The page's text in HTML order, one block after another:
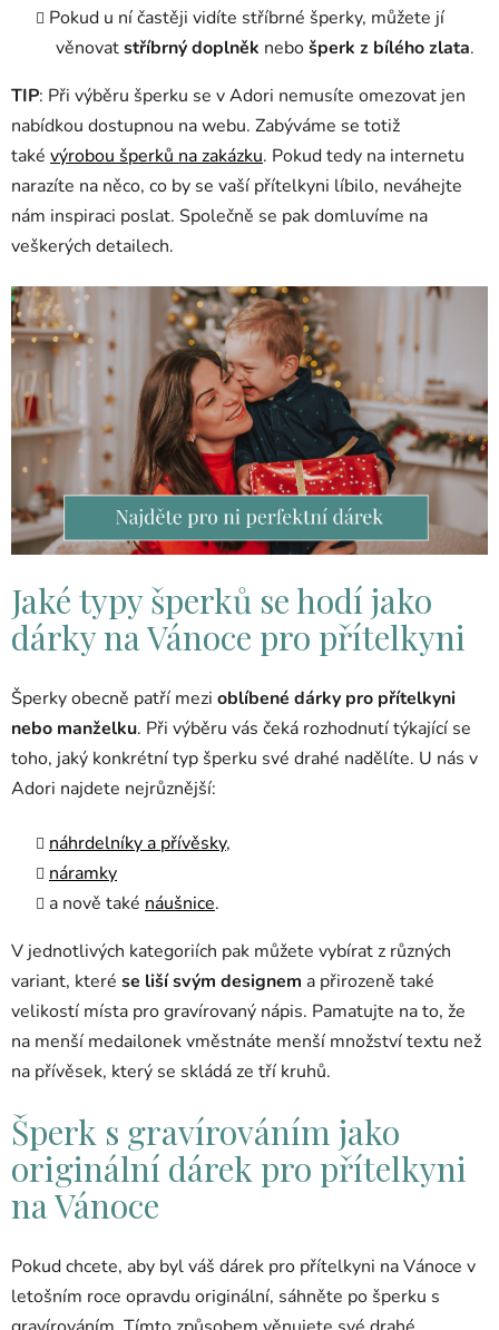
Pokud u ní častěji vidíte stříbrné šperky, můžete jí
věnovatstříbrný doplněk nebošperk z bílého zlata.
TIP: Při výběru šperku se v Adori nemusíte omezovat jen
nabídkou dostupnou na webu. Zabýváme se totiž
také výrobou šperků na zakázku. Pokud tedy na internetu
narazíte na něco, co by se vaší přítelkyni líbilo, neváhejte
nám inspiraci poslat. Společně se pak domluvíme na
veškerých detailech.
Jaké typy šperků se hodí jako
dárky na Vánoce pro přítelkyni
Šperky obecně patří mezi oblíbené dárky pro přítelkyni
nebo manželku. Při výběru vás čeká rozhodnutí týkající se
toho, jaký konkrétní typ šperku své drahé nadělíte. U nás v
Adori najdete nejrůznější:
náhrdelníky a přívěsky,
náramky
a nově také náušnice.
V jednotlivých kategoriích pak můžete vybírat z různých
variant, které se liší svým designem a přirozeně také
velikostí místa pro gravírovaný nápis. Pamatujte na to, že
na menší medailonek vměstnáte menší množství textu než
na přívěsek, který se skládá ze tří kruhů.
Šperk s gravírováním jako
originální dárek pro přítelkyni
na Vánoce
Pokud chcete, aby byl váš dárek pro přítelkyni na Vánoce v
letošním roce opravdu originální, sáhněte po šperku s